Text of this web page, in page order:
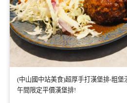
(中山國中站美食)超厚手打漢堡排-粗堡
午間限定平價漢堡排!